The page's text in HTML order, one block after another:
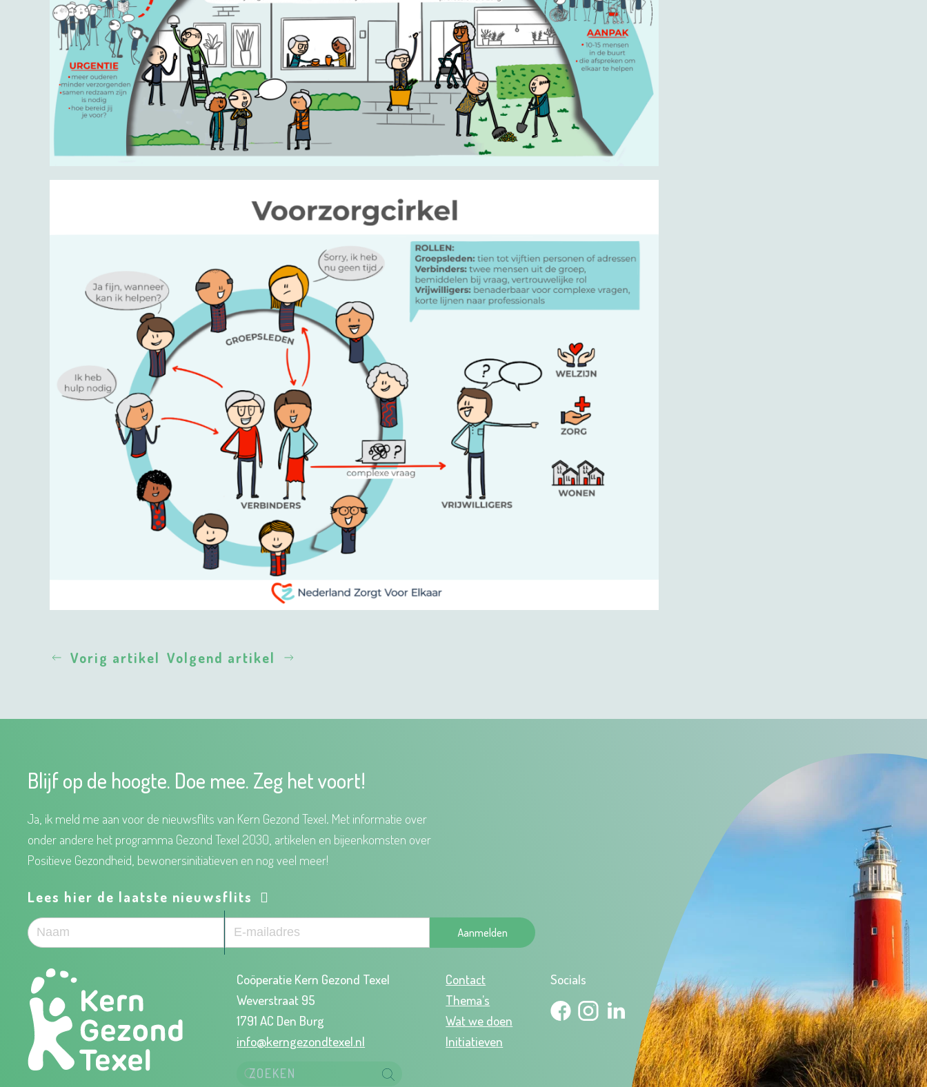
Vorig artikel Volgend artikel
Blijf op de hoogte. Doe mee. Zeg het voort!
Ja, ik meld me aan voor de nieuwsflits van Kern Gezond Texel. Met informatie over
onder andere het programma Gezond Texel 2030, artikelen en bijeenkomsten over
Positieve Gezondheid, bewonersinitiatieven en nog veel meer!
Lees hier de laatste nieuwsflits
Aanmelden
Coöperatie Kern Gezond Texel
Weverstraat 95
1791 AC Den Burg
info@kerngezondtexel.nl
Contact
Thema’s
Wat we doen
Initiatieven
Socials